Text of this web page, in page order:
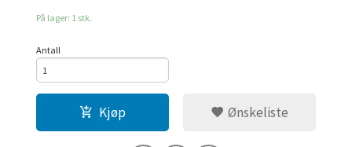
På lager: 1 stk.
Antall
Kjøp Ønskeliste